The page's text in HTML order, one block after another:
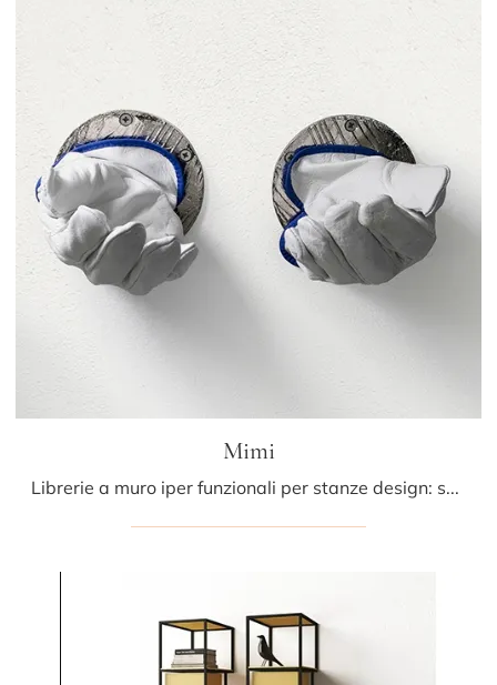
Mimi
Librerie a muro iper funzionali per stanze design: scopri di più sul modello Mimi del brand Minotti Italia!